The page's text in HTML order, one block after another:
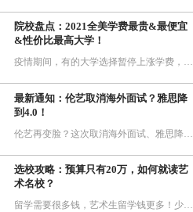
院校盘点：2021全美学费最贵&最便宜
&性价比最高大学！
疫情期间，有的大学选择暂停上涨学费，有的大学减免部分学费，还有的则取消学杂费，甚至一些大学顶住财务压力为学生提供经济补助。下面咱们就来看看2021全美学费最贵&最便宜&性价比最高大学！
最新通知：伦艺取消海外面试？雅思降
到4.0！
伦艺再变脸？这次取消海外面试、雅思降到4.0、公布2021/22申请截止日期！
选校攻略：预算只有20万，如何就读艺
术名校？
留学需要很多钱，艺术生留学钱更多！少则几十万，多则上百万的开销，让很多人感觉留学生是“富二代”们的专属。其实并不然，“富二代”这种真的只是这个群体中很小的部分。大部分的留学生还是非常的节俭的。如果爸妈一年给你的预算是20几万，还有这些名校供你做选择！